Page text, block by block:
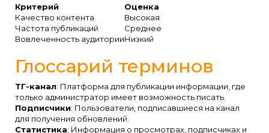
Критерий
Оценка
Качество контента
Высокая
Частота публикаций
Среднее
Вовлеченность аудиторииНизкий
Глоссарий терминов
ТГ-канал: Платформа для публикации информации, где
только администратор имеет возможность писать.
Подписчики: Пользователи, подписавшиеся на канал
для получения обновлений.
Статистика: Информация о просмотрах, подписчиках и